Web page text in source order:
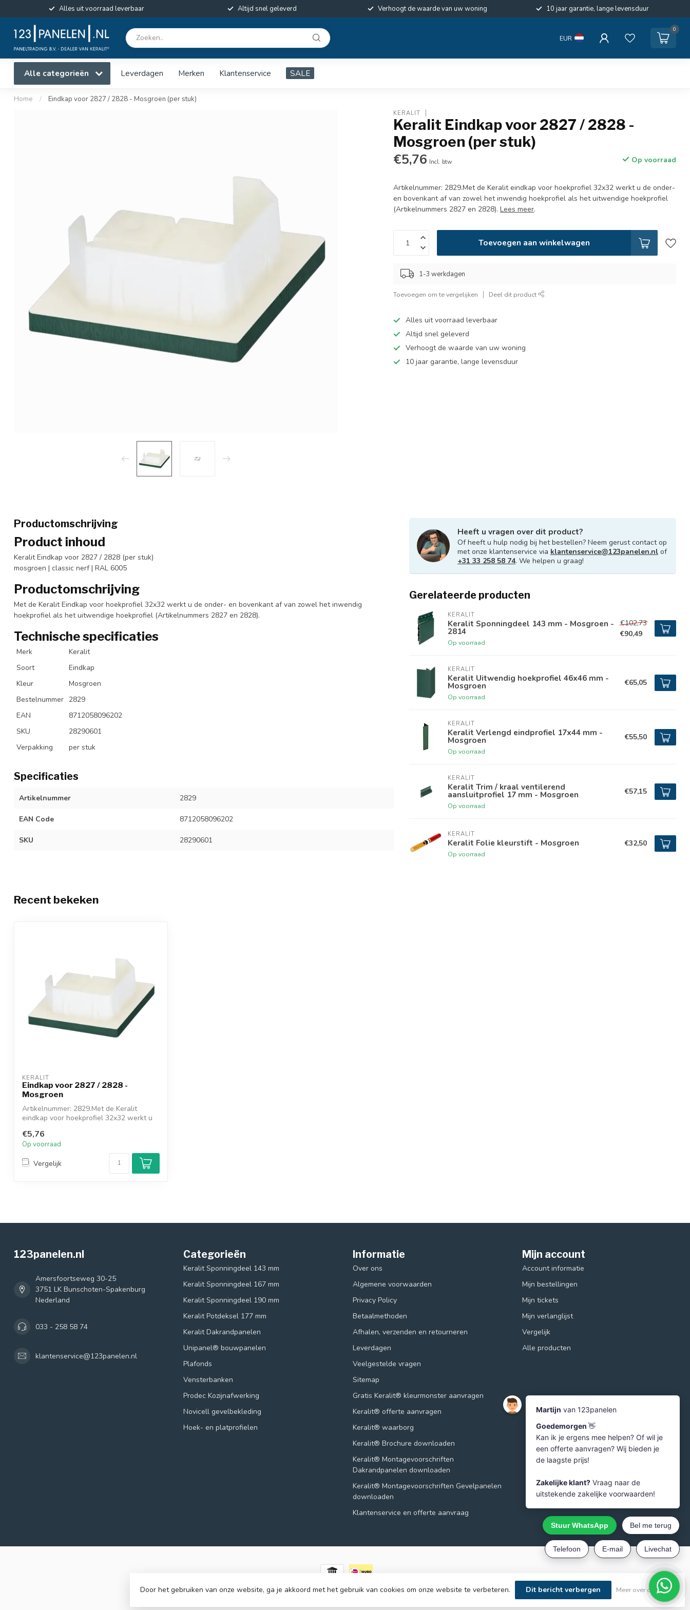
Alles uit voorraad leverbaar Altijd snel geleverd Verhoogt de waarde van uw woning 10 jaar garantie, lange levensduur
EUR
0
Alle categorieën Leverdagen Merken Klantenservice SALE
Home / Eindkap voor 2827 / 2828 - Mosgroen (per stuk)
KERALIT
Keralit Eindkap voor 2827 / 2828 -
Mosgroen (per stuk)
€5,76 Incl. btw Op voorraad
Artikelnummer: 2829.Met de Keralit eindkap voor hoekprofiel 32x32 werkt u de onder-
en bovenkant af van zowel het inwendig hoekprofiel als het uitwendige hoekprofiel
(Artikelnummers 2827 en 2828).Lees meer.
Toevoegen aan winkelwagen
1-3 werkdagen
Toevoegen om te vergelijken Deel dit product
Alles uit voorraad leverbaar
Altijd snel geleverd
Verhoogt de waarde van uw woning
10 jaar garantie, lange levensduur
Productomschrijving
Product inhoud
Keralit Eindkap voor 2827 / 2828 (per stuk)
mosgroen | classic nerf | RAL 6005
Productomschrijving
Met de Keralit Eindkap voor hoekprofiel 32x32 werkt u de onder- en bovenkant af van zowel het inwendig
hoekprofiel als het uitwendige hoekprofiel (Artikelnummers 2827 en 2828).
Technische specificaties
Merk
Keralit
Soort
Eindkap
Kleur
Mosgroen
Bestelnummer 2829
EAN
8712058096202
SKU
28290601
Verpakking
per stuk
Specificaties
Artikelnummer 2829
EAN Code 8712058096202
SKU 28290601
Heeft u vragen over dit product?
Of heeft u hulp nodig bij het bestellen? Neem gerust contact op
met onze klantenservice via klantenservice@123panelen.nl of
+31 33 258 58 74. We helpen u graag!
Gerelateerde producten
KERALIT
Keralit Sponningdeel 143 mm - Mosgroen -
2814
Op voorraad
€102,73
€90,49
KERALIT
Keralit Uitwendig hoekprofiel 46x46 mm -
Mosgroen
Op voorraad
€65,05
KERALIT
Keralit Verlengd eindprofiel 17x44 mm -
Mosgroen
Op voorraad
€55,50
KERALIT
Keralit Trim / kraal ventilerend
aansluitprofiel 17 mm - Mosgroen
Op voorraad
€57,15
KERALIT
Keralit Folie kleurstift - Mosgroen
Op voorraad
€32,50
Recent bekeken
KERALIT
Eindkap voor 2827 / 2828 -
Mosgroen
Artikelnummer: 2829.Met de Keralit
eindkap voor hoekprofiel 32x32 werkt u
€5,76
Op voorraad
Vergelijk
123panelen.nl
Amersfoortseweg 30-25
3751 LK Bunschoten-Spakenburg
Nederland
033 - 258 58 74
klantenservice@123panelen.nl
Categorieën
Keralit Sponningdeel 143 mm
Keralit Sponningdeel 167 mm
Keralit Sponningdeel 190 mm
Keralit Potdeksel 177 mm
Keralit Dakrandpanelen
Unipanel® bouwpanelen
Plafonds
Vensterbanken
Prodec Kozijnafwerking
Novicell gevelbekleding
Hoek- en platprofielen
Informatie
Over ons
Algemene voorwaarden
Privacy Policy
Betaalmethoden
Afhalen, verzenden en retourneren
Leverdagen
Veelgestelde vragen
Sitemap
Gratis Keralit® kleurmonster aanvragen
Keralit® offerte aanvragen
Keralit® waarborg
Keralit® Brochure downloaden
Keralit® Montagevoorschriften
Dakrandpanelen downloaden
Keralit® Montagevoorschriften Gevelpanelen
downloaden
Klantenservice en offerte aanvraag
Mijn account
Account informatie
Mijn bestellingen
Mijn tickets
Mijn verlanglijst
Vergelijk
Alle producten
© Copyright 2026 123panelen.nl
Door het gebruiken van onze website, ga je akkoord met het gebruik van cookies om onze website te verbeteren. Dit bericht verbergen Meer over cookies »